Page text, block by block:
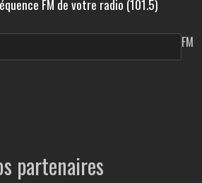
FM de votre radio (101.5)
FM
partenaires